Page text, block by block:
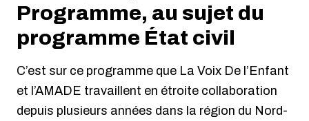
Programme, au sujet du
programme État civil
C’est sur ce programme que La Voix De l’Enfant
et l’AMADE travaillent en étroite collaboration
depuis plusieurs années dans la région du Nord-